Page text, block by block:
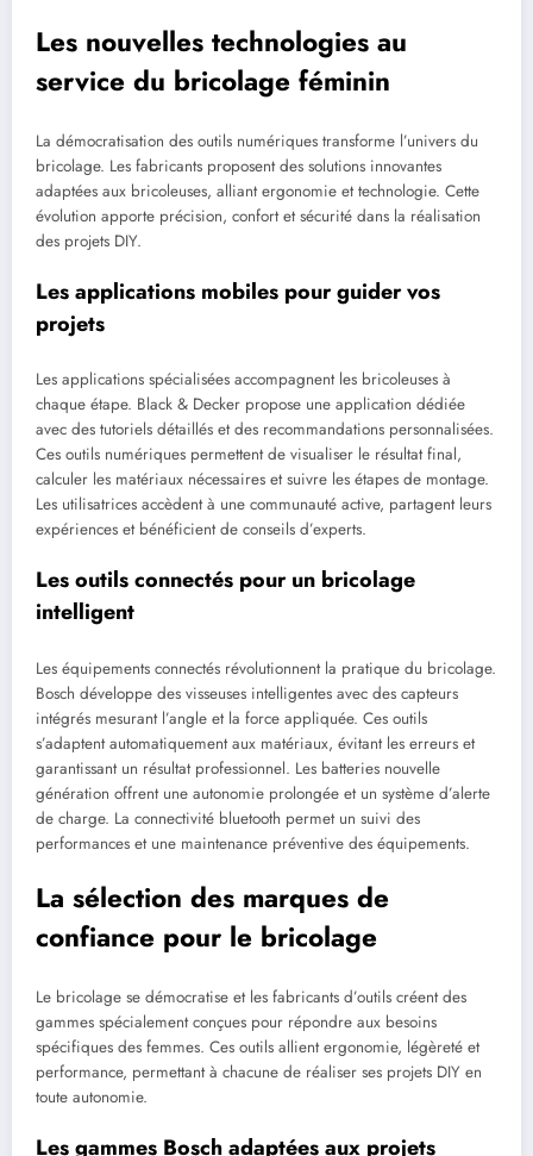
Les nouvelles technologies au
service du bricolage féminin
La démocratisation des outils numériques transforme l’univers du
bricolage. Les fabricants proposent des solutions innovantes
adaptées aux bricoleuses, alliant ergonomie et technologie. Cette
évolution apporte précision, confort et sécurité dans la réalisation
des projets DIY.
Les applications mobiles pour guider vos
projets
Les applications spécialisées accompagnent les bricoleuses à
chaque étape. Black & Decker propose une application dédiée
avec des tutoriels détaillés et des recommandations personnalisées.
Ces outils numériques permettent de visualiser le résultat final,
calculer les matériaux nécessaires et suivre les étapes de montage.
Les utilisatrices accèdent à une communauté active, partagent leurs
expériences et bénéficient de conseils d’experts.
Les outils connectés pour un bricolage
intelligent
Les équipements connectés révolutionnent la pratique du bricolage.
Bosch développe des visseuses intelligentes avec des capteurs
intégrés mesurant l’angle et la force appliquée. Ces outils
s’adaptent automatiquement aux matériaux, évitant les erreurs et
garantissant un résultat professionnel. Les batteries nouvelle
génération offrent une autonomie prolongée et un système d’alerte
de charge. La connectivité bluetooth permet un suivi des
performances et une maintenance préventive des équipements.
La sélection des marques de
confiance pour le bricolage
Le bricolage se démocratise et les fabricants d’outils créent des
gammes spécialement conçues pour répondre aux besoins
spécifiques des femmes. Ces outils allient ergonomie, légèreté et
performance, permettant à chacune de réaliser ses projets DIY en
toute autonomie.
Les gammes Bosch adaptées aux projets